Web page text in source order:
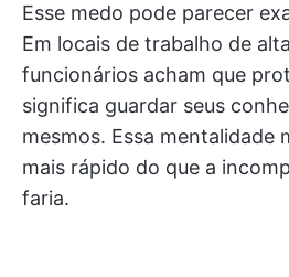
Esse medo pode parecer
Em locais de trabalho de
funcionários acham que
significa guardar seus
mesmos. Essa mentalidade
mais rápido do que a
faria.